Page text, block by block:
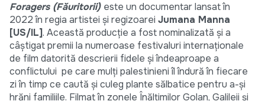
Foragers (Făuritorii) este un documentar lansat în
2022 în regia artistei și regizoarei Jumana Manna
[US/IL]. Această producție a fost nominalizată și a
câștigat premii la numeroase festivaluri internaționale
de film datorită descrierii fidele și îndeaproape a
conflictului pe care mulți palestinieni îl îndură în fiecare
zi în timp ce caută și culeg plante sălbatice pentru a-și
hrăni familiile. Filmat în zonele Înălțimilor Golan, Galileii și